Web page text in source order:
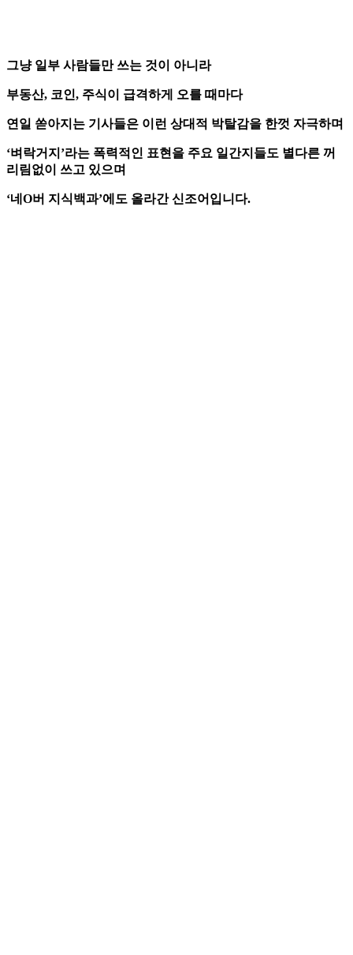
그냥 일부 사람들만 쓰는 것이 아니라
부동산, 코인, 주식이 급격하게 오를 때마다
연일 쏟아지는 기사들은 이런 상대적 박탈감을 한껏 자극하며
‘벼락거지’라는 폭력적인 표현을 주요 일간지들도 별다른 꺼
리림없이 쓰고 있으며
‘네O버 지식백과’에도 올라간 신조어입니다.